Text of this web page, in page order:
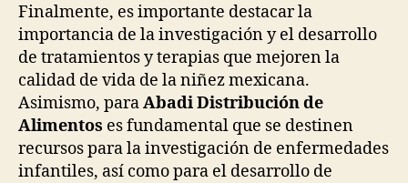
Finalmente, es importante destacar la
importancia de la investigación y el desarrollo
de tratamientos y terapias que mejoren la
calidad de vida de la niñez mexicana.
Asimismo, paraAbadi Distribución de
Alimentos es fundamental que se destinen
recursos para la investigación de enfermedades
infantiles, así como para el desarrollo de